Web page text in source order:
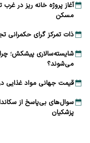
آغاز پروژه خانه ریز در
مسکن
ذات تمرکز گرای حکمرانی
شایسته‌سالاری پیشکش؛
می‌شوند؟
قیمت جهانی مواد غذایی
سوال‌های بی‌پاسخ از
پزشکیان